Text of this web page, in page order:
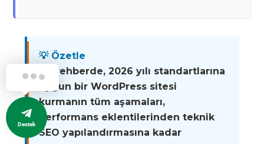
💡 Özetle
Bu rehberde, 2026 yılı standartlarına
uygun bir WordPress sitesi
kurmanın tüm aşamaları,
performans eklentilerinden teknik
SEO yapılandırmasına kadar
Destek